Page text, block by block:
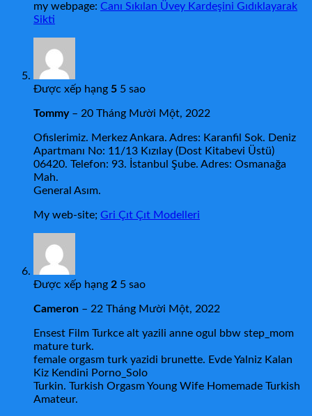
my webpage: Canı Sıkılan Üvey Kardeşini Gıdıklayarak
Sikti
Được xếp hạng 5 5 sao
Tommy – 20 Tháng Mười Một, 2022
Ofislerimiz. Merkez Ankara. Adres: Karanfil Sok. Deniz
Apartmanı No: 11/13 Kızılay (Dost Kitabevi Üstü)
06420. Telefon: 93. İstanbul Şube. Adres: Osmanağa
Mah.
General Asım.
My web-site; Gri Çıt Çıt Modelleri
Được xếp hạng 2 5 sao
Cameron – 22 Tháng Mười Một, 2022
Ensest Film Turkce alt yazili anne ogul bbw step_mom
mature turk.
female orgasm turk yazidi brunette. Evde Yalniz Kalan
Kiz Kendini Porno_Solo
Turkin. Turkish Orgasm Young Wife Homemade Turkish
Amateur.